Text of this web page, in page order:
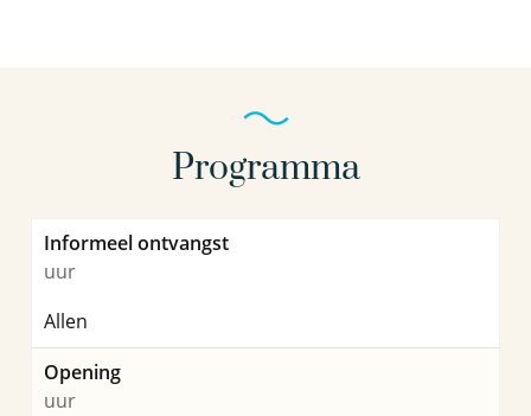
dr.ir. Patrick Smeets
030-6069584
Programma
Informeel ontvangst
uur
Allen
Opening
uur